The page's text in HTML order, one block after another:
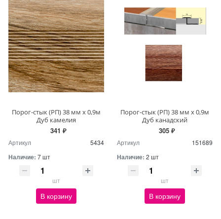
Порог-стык (РП) 38 мм х 0,9м
Дуб камелия
341 ₽
Артикул 5434
Наличие: 7 шт
шт
В корзину
Порог-стык (РП) 38 мм х 0,9м
Дуб канадский
305 ₽
Артикул 151689
Наличие: 2 шт
шт
В корзину